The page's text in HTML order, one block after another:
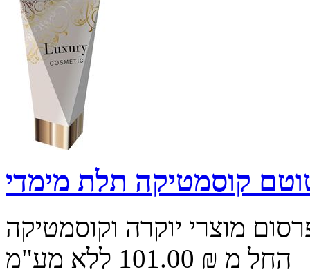
קוסמטיקה תלת מימדי
מוצרי יוקרה וקוסמטיקה
החל מ ₪ 101.00 ללא מע"מ